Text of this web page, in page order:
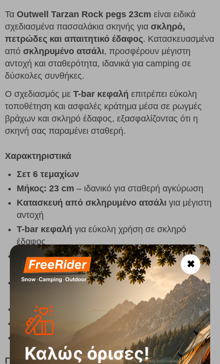
Τα Outwell Tarzan Rock pegs 23cm είναι ειδικά
σχεδιασμένα πασσαλάκια σκηνής για σκληρό,
πετρώδες και απαιτητικό έδαφος. Κατασκευασμένα
από σκληρυμένο ατσάλι, προσφέρουν μέγιστη
αντοχή και σταθερότητα, ιδανικά για camping σε
δύσκολες συνθήκες.
Ο σχεδιασμός με T-bar κεφαλή επιτρέπει εύκολη
τοποθέτηση και ασφαλές κράτημα μέσα σε ρωγμές
βράχων και σκληρό έδαφος, εξασφαλίζοντας ότι η
σκηνή σας παραμένει σταθερή.
Χαρακτηριστικά
Σετ 6 τεμαχίων
Μήκος: 23 cm – ιδανικό για σταθερή αγκύρωση
Κατασκευή από σκληρυμένο ατσάλι για μέγιστη
αντοχή
T-bar κεφαλή για εύκολη χρήση σε σκληρό
έδαφος
Σχεδιασμένα να «καρφώνουν» σε πέτρες και
ρωγμές και να παραμένουν σταθερά
Ιδανικά για απαιτητικό camping και ορεινές
Βάρος: 326 g
Περιεχόμενο:
6 x Tarzan Rock πασσαλάκια
Μέγεθος:
Γιατί να τα επιλέξεις
✖
Καλώς όρισες!